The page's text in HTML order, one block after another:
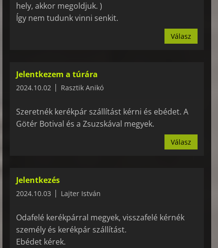
hely, akkor megoldjuk. )
Így nem tudunk vinni senkit.
Válasz
Jelentkezem a túrára
2024.10.02 Rasztik Anikó
Szeretnék kerékpár szállítást kérni és ebédet. A
Götér Botival és a Zsuzskával megyek.
Válasz
Jelentkezés
2024.10.03 Lajter István
Odafelé kerékpárral megyek, visszafelé kérnék
személy és kerékpár szállítást.
Ebédet kérek.